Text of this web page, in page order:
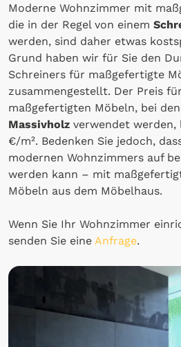
Moderne Wohnzimmer mit
die in der Regel von einem
werden, sind daher etwas
Grund haben wir für Sie den
Schreiners für maßgefertigte
zusammengestellt. Der Preis
maßgefertigten Möbeln, bei
Massivholz verwendet werden,
€/m². Bedenken Sie jedoch,
modernen Wohnzimmers auf
werden kann – mit
Möbeln aus dem Möbelhaus.
Wenn Sie Ihr Wohnzimmer
senden Sie eine Anfrage.